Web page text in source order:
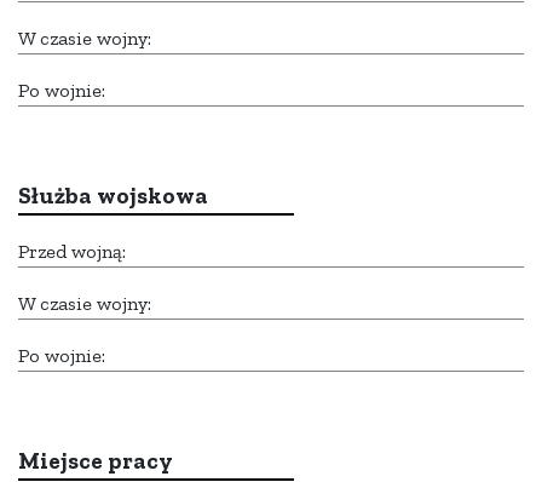
W czasie wojny:
Po wojnie:
Służba wojskowa
Przed wojną:
W czasie wojny:
Po wojnie:
Miejsce pracy